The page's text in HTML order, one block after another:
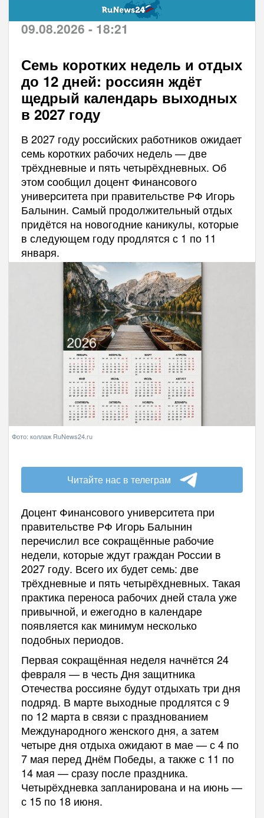
09.08.2026 - 18:21
Семь коротких недель и отдых
до 12 дней: россиян ждёт
щедрый календарь выходных
в 2027 году
В 2027 году российских работников ожидает
семь коротких рабочих недель — две
трёхдневные и пять четырёхдневных. Об
этом сообщил доцент Финансового
университета при правительстве РФ Игорь
Балынин. Самый продолжительный отдых
придётся на новогодние каникулы, которые
в следующем году продлятся с 1 по 11
января.
Фото: коллаж RuNews24.ru
Читайте нас в телеграм
Доцент Финансового университета при
правительстве РФ Игорь Балынин
перечислил все сокращённые рабочие
недели, которые ждут граждан России в
2027 году. Всего их будет семь: две
трёхдневные и пять четырёхдневных. Такая
практика переноса рабочих дней стала уже
привычной, и ежегодно в календаре
появляется как минимум несколько
подобных периодов.
Первая сокращённая неделя начнётся 24
февраля — в честь Дня защитника
Отечества россияне будут отдыхать три дня
подряд. В марте выходные продлятся с 9
по 12 марта в связи с празднованием
Международного женского дня, а затем
четыре дня отдыха ожидают в мае — с 4 по
7 мая перед Днём Победы, а также с 11 по
14 мая — сразу после праздника.
Четырёхдневка запланирована и на июнь —
с 15 по 18 июня.